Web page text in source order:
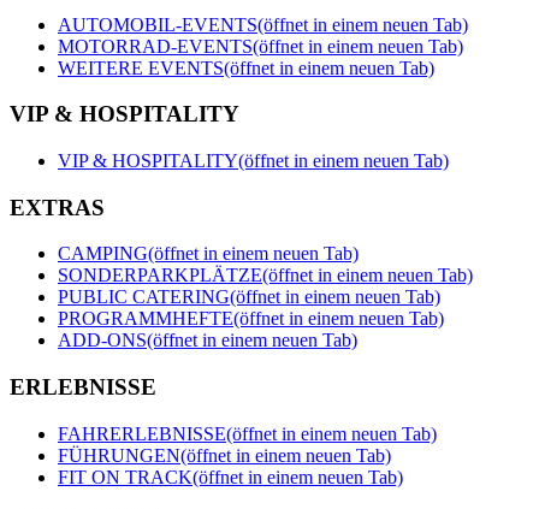
AUTOMOBIL-EVENTS(öffnet in einem neuen Tab)
MOTORRAD-EVENTS(öffnet in einem neuen Tab)
WEITERE EVENTS(öffnet in einem neuen Tab)
VIP & HOSPITALITY
VIP & HOSPITALITY(öffnet in einem neuen Tab)
EXTRAS
CAMPING(öffnet in einem neuen Tab)
SONDERPARKPLÄTZE(öffnet in einem neuen Tab)
PUBLIC CATERING(öffnet in einem neuen Tab)
PROGRAMMHEFTE(öffnet in einem neuen Tab)
ADD-ONS(öffnet in einem neuen Tab)
ERLEBNISSE
FAHRERLEBNISSE(öffnet in einem neuen Tab)
FÜHRUNGEN(öffnet in einem neuen Tab)
FIT ON TRACK(öffnet in einem neuen Tab)